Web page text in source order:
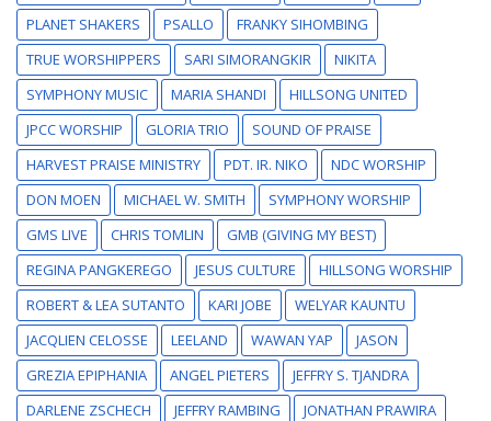
PLANET SHAKERS
PSALLO
FRANKY SIHOMBING
TRUE WORSHIPPERS
SARI SIMORANGKIR
NIKITA
SYMPHONY MUSIC
MARIA SHANDI
HILLSONG UNITED
JPCC WORSHIP
GLORIA TRIO
SOUND OF PRAISE
HARVEST PRAISE MINISTRY
PDT. IR. NIKO
NDC WORSHIP
DON MOEN
MICHAEL W. SMITH
SYMPHONY WORSHIP
GMS LIVE
CHRIS TOMLIN
GMB (GIVING MY BEST)
REGINA PANGKEREGO
JESUS CULTURE
HILLSONG WORSHIP
ROBERT & LEA SUTANTO
KARI JOBE
WELYAR KAUNTU
JACQLIEN CELOSSE
LEELAND WAWAN YAP
JASON
GREZIA EPIPHANIA
ANGEL PIETERS
JEFFRY S. TJANDRA
DARLENE ZSCHECH
JEFFRY RAMBING
JONATHAN PRAWIRA